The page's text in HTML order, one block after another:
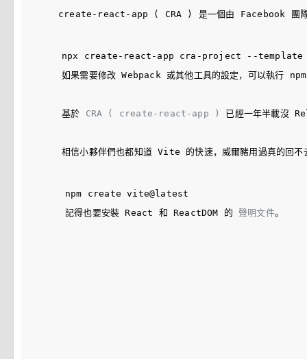
create-react-app ( CRA ) 是一個由 Facebook 團隊維護
如果需要修改 Webpack 或其他工具的設定，可以執行
基於 CRA ( create-react-app ) 已經一年半載沒
相信小夥伴們也都知道 Vite 的快速，威爾豬用過真的
記得也要安裝 React 和 ReactDOM 的 聲明文件。